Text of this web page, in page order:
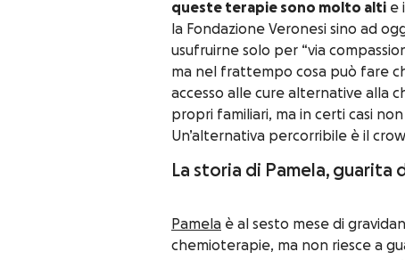
queste terapie sono molto alti e
la Fondazione Veronesi sino ad
usufruirne solo per “via
ma nel frattempo cosa può fare
accesso alle cure alternative alla
propri familiari, ma in certi casi
Un’alternativa percorribile è il
La storia di Pamela, guarita
Pamela è al sesto mese di
chemioterapie, ma non riesce a